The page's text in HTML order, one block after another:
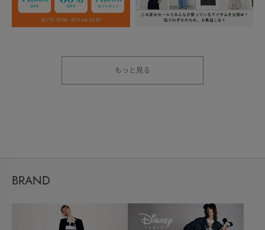
もっと見る
BRAND